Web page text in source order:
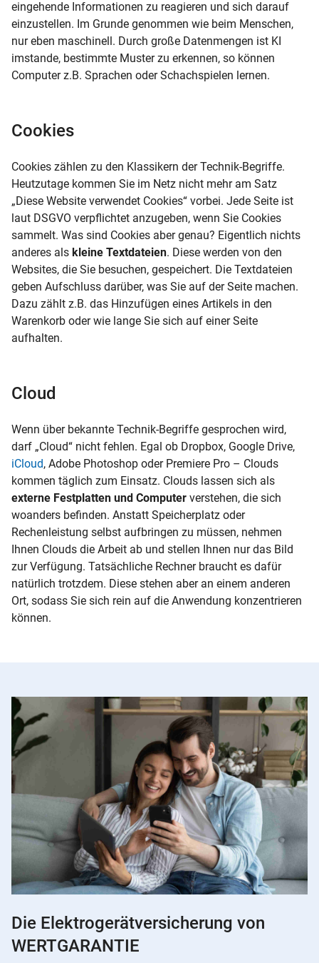
eingehende Informationen zu reagieren und sich darauf
einzustellen. Im Grunde genommen wie beim Menschen,
nur eben maschinell. Durch große Datenmengen ist KI
imstande, bestimmte Muster zu erkennen, so können
Computer z.B. Sprachen oder Schachspielen lernen.
Cookies
Cookies zählen zu den Klassikern der Technik-Begriffe.
Heutzutage kommen Sie im Netz nicht mehr am Satz
„Diese Website verwendet Cookies“ vorbei. Jede Seite ist
laut DSGVO verpflichtet anzugeben, wenn Sie Cookies
sammelt. Was sind Cookies aber genau? Eigentlich nichts
anderes als kleine Textdateien. Diese werden von den
Websites, die Sie besuchen, gespeichert. Die Textdateien
geben Aufschluss darüber, was Sie auf der Seite machen.
Dazu zählt z.B. das Hinzufügen eines Artikels in den
Warenkorb oder wie lange Sie sich auf einer Seite
aufhalten.
Cloud
Wenn über bekannte Technik-Begriffe gesprochen wird,
darf „Cloud“ nicht fehlen. Egal ob Dropbox, Google Drive,
iCloud, Adobe Photoshop oder Premiere Pro – Clouds
kommen täglich zum Einsatz. Clouds lassen sich als
externe Festplatten und Computer verstehen, die sich
woanders befinden. Anstatt Speicherplatz oder
Rechenleistung selbst aufbringen zu müssen, nehmen
Ihnen Clouds die Arbeit ab und stellen Ihnen nur das Bild
zur Verfügung. Tatsächliche Rechner braucht es dafür
natürlich trotzdem. Diese stehen aber an einem anderen
Ort, sodass Sie sich rein auf die Anwendung konzentrieren
können.
Die Elektrogerätversicherung von
WERTGARANTIE